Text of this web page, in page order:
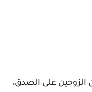
الزوجين على الصدق،